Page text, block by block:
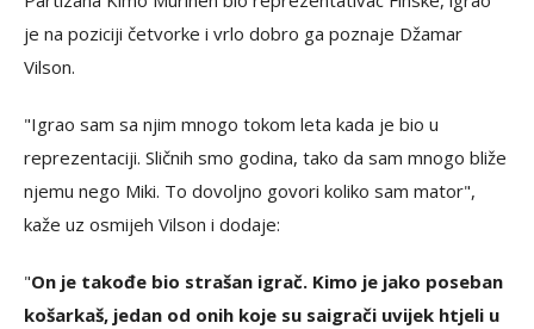
je na poziciji četvorke i vrlo dobro ga poznaje Džamar
Vilson.
"Igrao sam sa njim mnogo tokom leta kada je bio u
reprezentaciji. Sličnih smo godina, tako da sam mnogo bliže
njemu nego Miki. To dovoljno govori koliko sam mator",
kaže uz osmijeh Vilson i dodaje:
"On je takođe bio strašan igrač. Kimo je jako poseban
košarkaš, jedan od onih koje su saigrači uvijek htjeli u